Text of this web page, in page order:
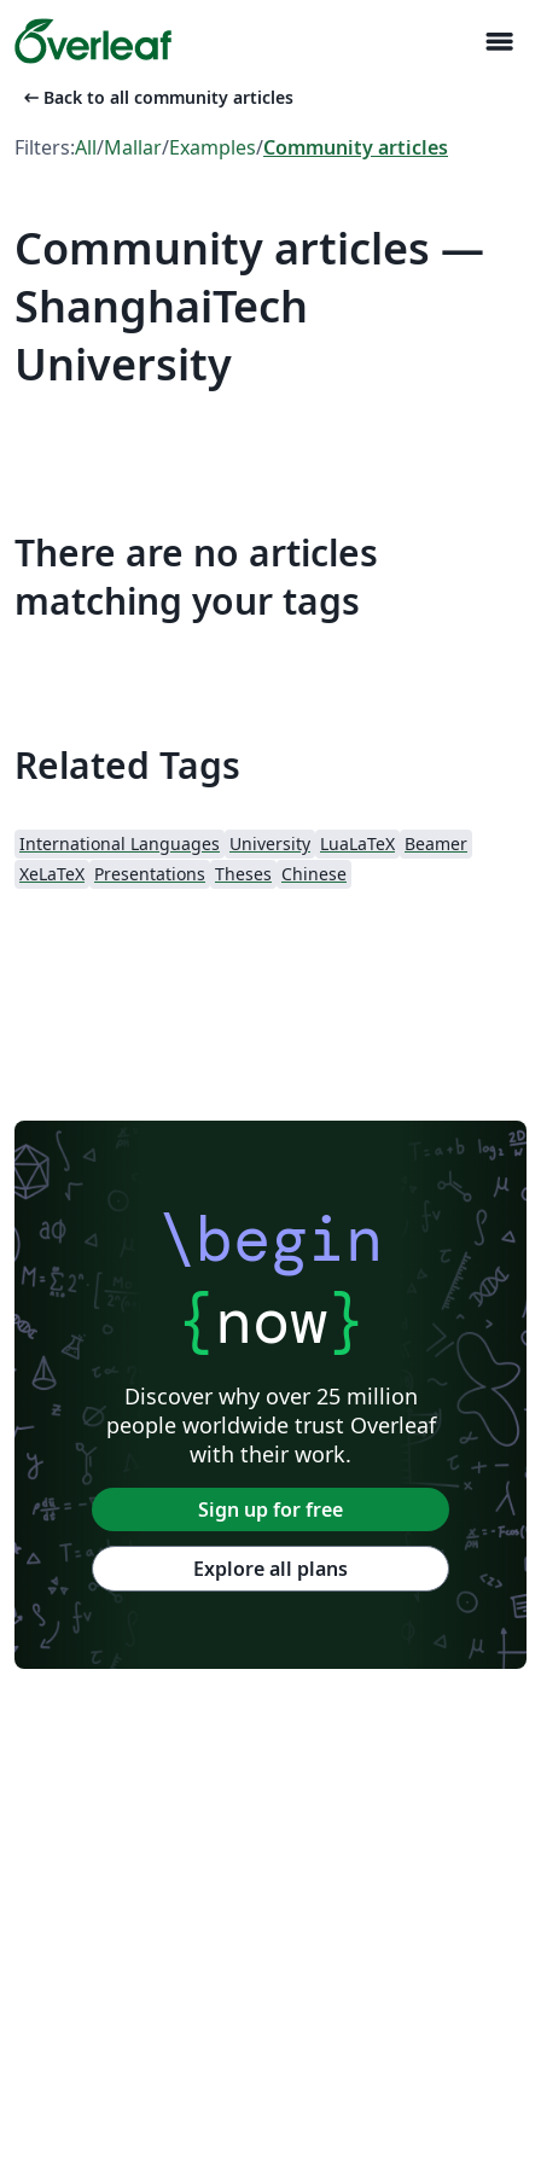
menu
arrow_left_alt Back to all community articles
Filters:All/Mallar/Examples/Community articles
Community articles —
ShanghaiTech
University
There are no articles
matching your tags
Related Tags
International Languages University LuaLaTeX Beamer
XeLaTeX Presentations Theses Chinese
\begin
{now}
Discover why over 25 million
people worldwide trust Overleaf
with their work.
Sign up for free
Explore all plans